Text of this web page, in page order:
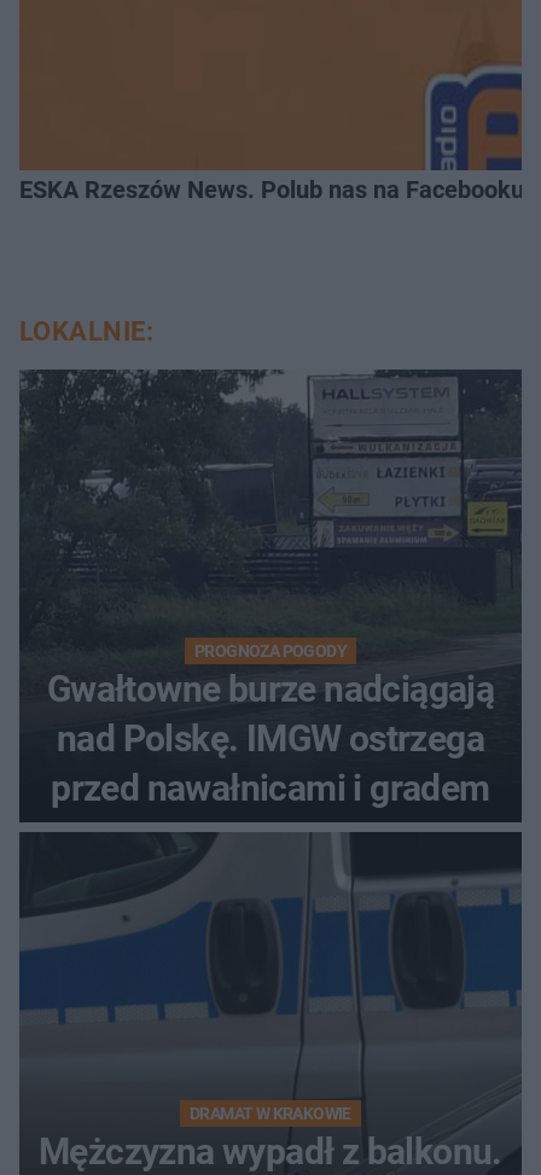
ESKA Rzeszów News. Polub nas na Facebooku!
LOKALNIE:
PROGNOZA POGODY
Gwałtowne burze nadciągają
nad Polskę. IMGW ostrzega
przed nawałnicami i gradem
DRAMAT W KRAKOWIE
Mężczyzna wypadł z balkonu.